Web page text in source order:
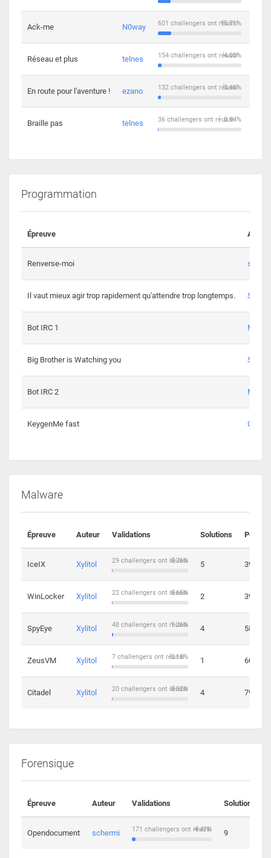
Ack-me N0way 15.71%
601 challengers ont réussi
Réseau et plus telnes 4.03%
154 challengers ont réussi
En route pour l'aventure ! ezano 3.46%
132 challengers ont réussi
Braille pas telnes 0.94%
36 challengers ont réussi
Programmation
Épreuve Auteur
Renverse-moi s3th
Il vaut mieux agir trop rapidement qu'attendre trop longtemps. Spl3en
Bot IRC 1
Big Brother is Watching you
Bot IRC 2
KeygenMe fast Ge0
Malware
Épreuve Auteur Validations Solutions Points
IceIX Xylitol 0.76%
29 challengers ont réussi 5 39
WinLocker Xylitol 0.65%
22 challengers ont réussi 2 39
SpyEye Xylitol 1.26%
48 challengers ont réussi 4 58
ZeusVM Xylitol 0.18%
7 challengers ont réussi 1 60
Citadel Xylitol 0.52%
20 challengers ont réussi 4 79
Forensique
Épreuve Auteur Validations Solutions
Opendocument schermi 4.47%
171 challengers ont réussi 9